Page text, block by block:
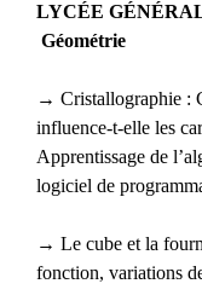
LYCÉE
Géométrie
→ Cristallographie :
influence-t-elle les
Apprentissage de
logiciel de
→ Le cube et la
fonction, variations